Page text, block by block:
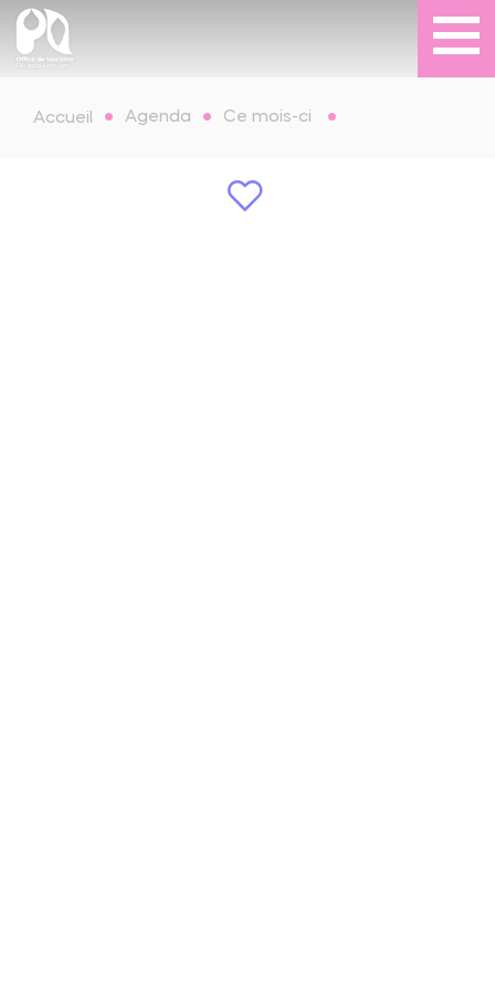
Accueil Agenda Ce mois-ci